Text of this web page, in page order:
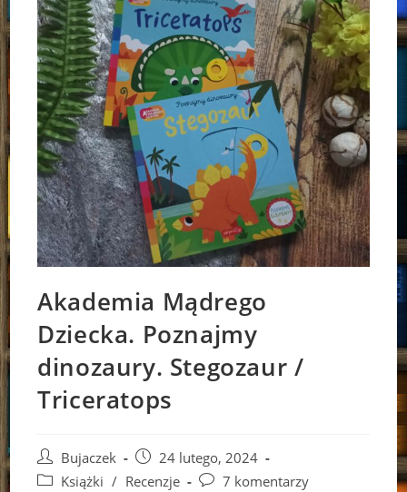
Akademia Mądrego
Dziecka. Poznajmy
dinozaury. Stegozaur /
Triceratops
Post
author:
Bujaczek
Post
published:
24 lutego, 2024
PostKsiążki / Recenzje
Post7 komentarzy